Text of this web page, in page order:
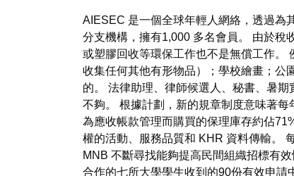
AIESEC 是一個全球年輕人網絡，透過為
分支機構，擁有1,000 多名會員。 由於稅
或塑膠回收等環保工作也不是無償工作。
收集任何其他有形物品）；學校繪畫；公
的。 法律助理、律師候選人、秘書、暑
不夠。 根據計劃，新的規章制度意味著
為應收帳款管理而購買的保理庫存約佔
權的活動、服務品質和 KHR 資料傳輸。
MNB 不斷尋找能夠提高民間組織招標有
合作的七所大學學生收到的90份有效申